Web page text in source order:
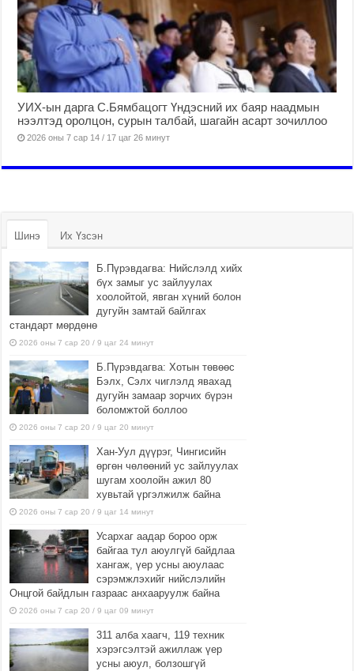
УИХ-ын дарга С.Бямбацогт Үндэсний их баяр наадмын
нээлтэд оролцон, сурын талбай, шагайн асарт зочиллоо
2026 оны 7 сар 14 / 17 цаг 26 минут
Шинэ Их Үзсэн
Б.Пүрэвдагва: Нийслэлд хийх
бүх замыг ус зайлуулах
хоолойтой, явган хүний болон
дугуйн замтай байлгах
стандарт мөрдөнө
2026 оны 7 сар 20 / 9 цаг 24 минут
Б.Пүрэвдагва: Хотын төвөөс
Бэлх, Сэлх чиглэлд явахад
дугуйн замаар зорчих бүрэн
боломжтой боллоо
2026 оны 7 сар 20 / 9 цаг 20 минут
Хан-Уул дүүрэг, Чингисийн
өргөн чөлөөний ус зайлуулах
шугам хоолойн ажил 80
хувьтай үргэлжилж байна
2026 оны 7 сар 20 / 9 цаг 14 минут
Усархаг аадар бороо орж
байгаа тул аюулгүй байдлаа
хангаж, үер усны аюулаас
сэрэмжлэхийг нийслэлийн
Онцгой байдлын газраас анхааруулж байна
2026 оны 7 сар 20 / 9 цаг 09 минут
311 алба хаагч, 119 техник
хэрэгсэлтэй ажиллаж үер
усны аюул, болзошгүй